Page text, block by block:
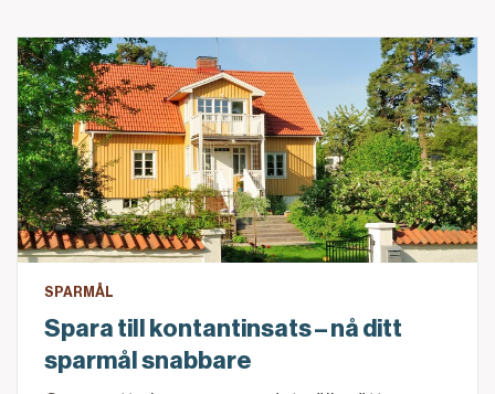
Spara till kontantinsats – nå ditt sparmål snabbare
SPARMÅL
Spara till kontantinsats – nå ditt
sparmål snabbare